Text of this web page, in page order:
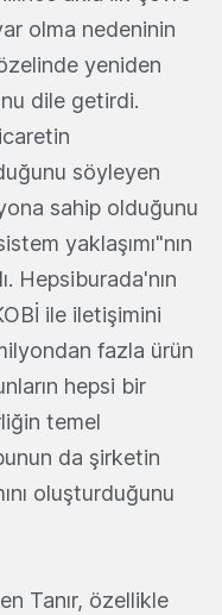
olma nedeninin
yeniden
dile getirdi.
söyleyen
sahip olduğunu
yaklaşımı"nın
Hepsiburada'nın
ile iletişimini
fazla ürün
hepsi bir
temel
da şirketin
oluşturduğunu
Tanır, özellikle